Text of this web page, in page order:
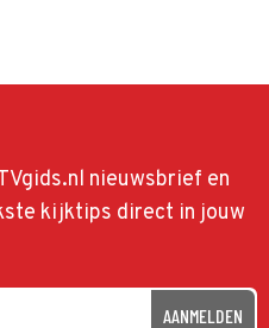
nieuwsbrief en
kijktips direct in jouw
AANMELDEN